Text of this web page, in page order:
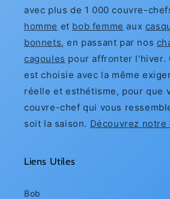
avec plus de 1 000 couvre-
homme et bob femme aux
bonnets, en passant par nos
cagoules pour affronter l'hiver.
est choisie avec la même
réelle et esthétisme, pour que
couvre-chef qui vous
soit la saison. Découvrez notre
Liens Utiles
Bob